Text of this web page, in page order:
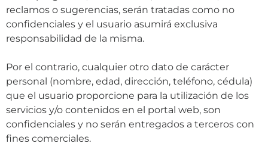
reclamos o sugerencias, serán tratadas como no
confidenciales y el usuario asumirá exclusiva
responsabilidad de la misma.
Por el contrario, cualquier otro dato de carácter
personal (nombre, edad, dirección, teléfono, cédula)
que el usuario proporcione para la utilización de los
servicios y/o contenidos en el portal web, son
confidenciales y no serán entregados a terceros con
fines comerciales.